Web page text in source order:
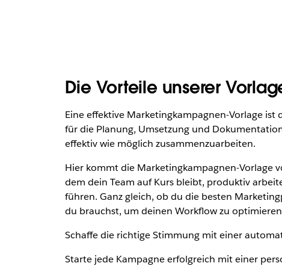
Die Vorteile unserer
Eine effektive Marketingkampagnen-Vorlage ist
für die Planung, Umsetzung und
effektiv wie möglich zusammenzuarbeiten.
Hier kommt die Marketingkampagnen-Vorlage
dem dein Team auf Kurs bleibt, produktiv
führen. Ganz gleich, ob du die besten
du brauchst, um deinen Workflow zu
Schaffe die richtige Stimmung mit einer
Starte jede Kampagne erfolgreich mit einer